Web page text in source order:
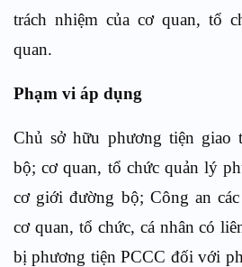
trách nhiệm của cơ quan, tổ
quan.
Phạm vi áp dụng
Chủ sở hữu phương tiện giao
bộ; cơ quan, tổ chức quản lý
cơ giới đường bộ; Công an
cơ quan, tổ chức, cá nhân có
bị phương tiện PCCC đối với